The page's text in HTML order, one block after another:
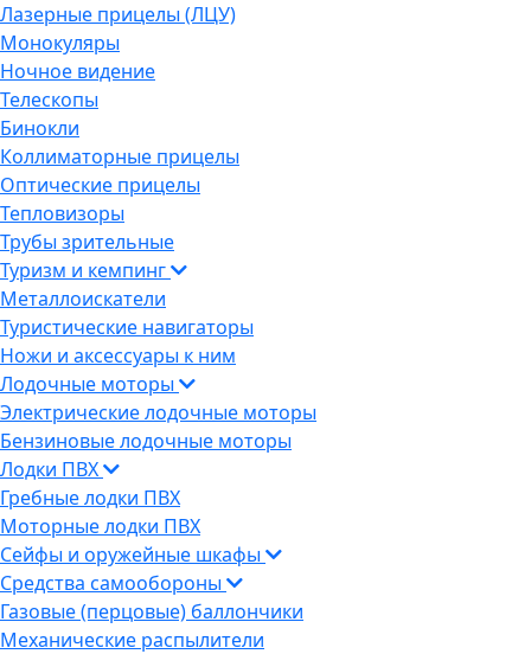
Лазерные прицелы (ЛЦУ)
Монокуляры
Ночное видение
Телескопы
Бинокли
Коллиматорные прицелы
Оптические прицелы
Тепловизоры
Трубы зрительные
Туризм и кемпинг
Металлоискатели
Туристические навигаторы
Ножи и аксессуары к ним
Лодочные моторы
Электрические лодочные моторы
Бензиновые лодочные моторы
Лодки ПВХ
Гребные лодки ПВХ
Моторные лодки ПВХ
Сейфы и оружейные шкафы
Средства самообороны
Газовые (перцовые) баллончики
Механические распылители